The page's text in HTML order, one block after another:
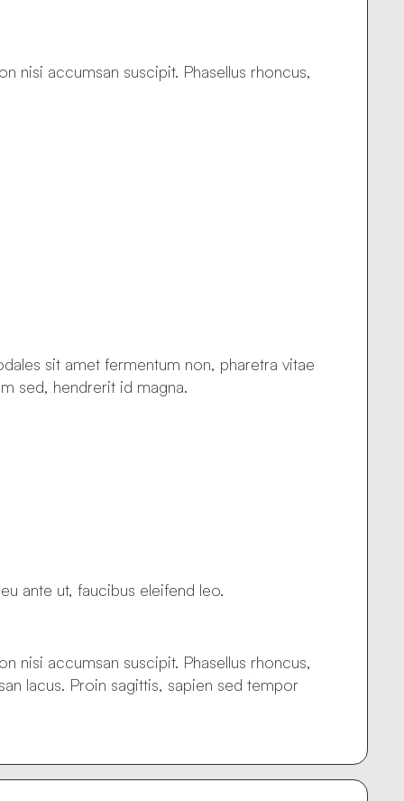
nisi accumsan suscipit. Phasellus rhoncus,
sit amet fermentum non, pharetra vitae
sed, hendrerit id magna.
ante ut, faucibus eleifend leo.
nisi accumsan suscipit. Phasellus rhoncus,
lacus. Proin sagittis, sapien sed tempor